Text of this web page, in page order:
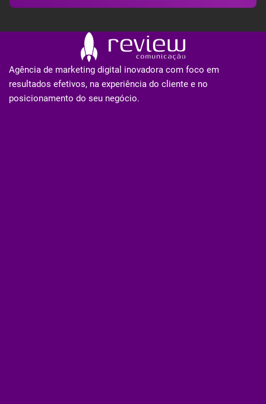
Agência de marketing digital inovadora com foco em
resultados efetivos, na experiência do cliente e no
posicionamento do seu negócio.